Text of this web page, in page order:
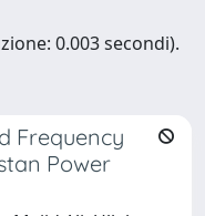
0.003 secondi).
Frequency
Power